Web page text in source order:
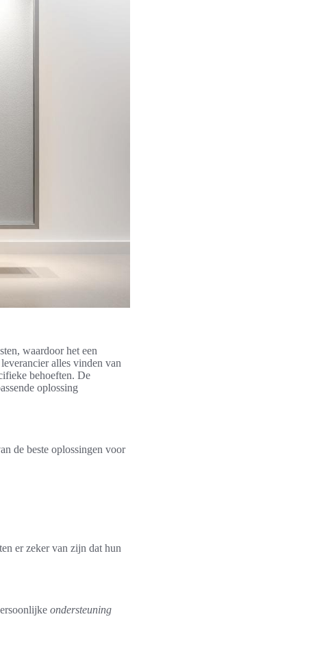
waardoor het een
alles vinden van
behoeften. De
oplossing
de beste oplossingen voor
er zeker van zijn dat hun
ondersteuning